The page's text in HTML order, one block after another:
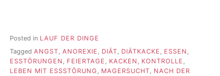
Posted in LAUF DER DINGE
Tagged ANGST ANOREXIE DIÄT DIÄTKACKE ESSEN
ESSTÖRUNGEN
FEIERTAGE KACKEN KONTROLLE
LEBEN MIT ESSSTÖRUNG
MAGERSUCHT
NACH DER